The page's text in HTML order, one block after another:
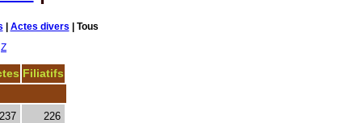
| Actes divers | Tous
Z
Filiatifs
237 226